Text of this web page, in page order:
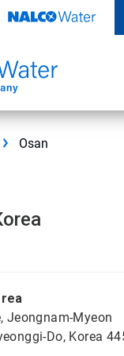
Osan
Jeongnam-Myeon
Do, Korea